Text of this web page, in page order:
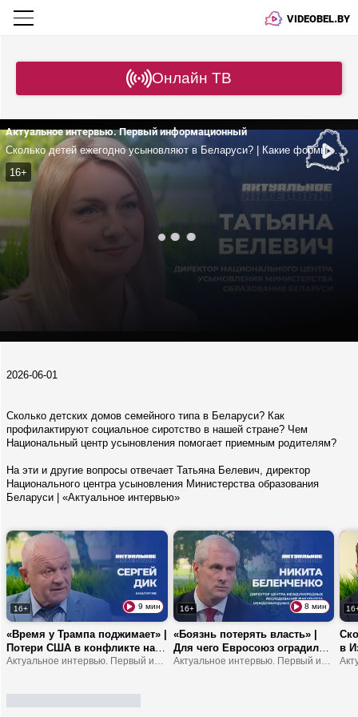
VIDEOBEL.BY
Онлайн ТВ
Актуальное интервью. Первый информационный
Сколько детей ежегодно усыновляют в Беларуси? | Какие формы семейного устройства у нас есть? | За что отвечает Национальный центр усыновления?
16+
2026-06-01
Сколько детских домов семейного типа в Беларуси? Как
профилактируют социальное сиротство в нашей стране? Чем
Национальный центр усыновления помогает приемным родителям?
На эти и другие вопросы отвечает Татьяна Белевич, директор
Национального центра усыновления Министерства образования
Беларуси | «Актуальное интервью»
16+ 9 мин
«Время у Трампа поджимает» |
Потери США в конфликте на
Ближнем Востоке | Европа
16+ 8 мин
«Боязнь потерять власть» |
Для чего Евросоюз оградился
от Испании? | Чем обернулся
в